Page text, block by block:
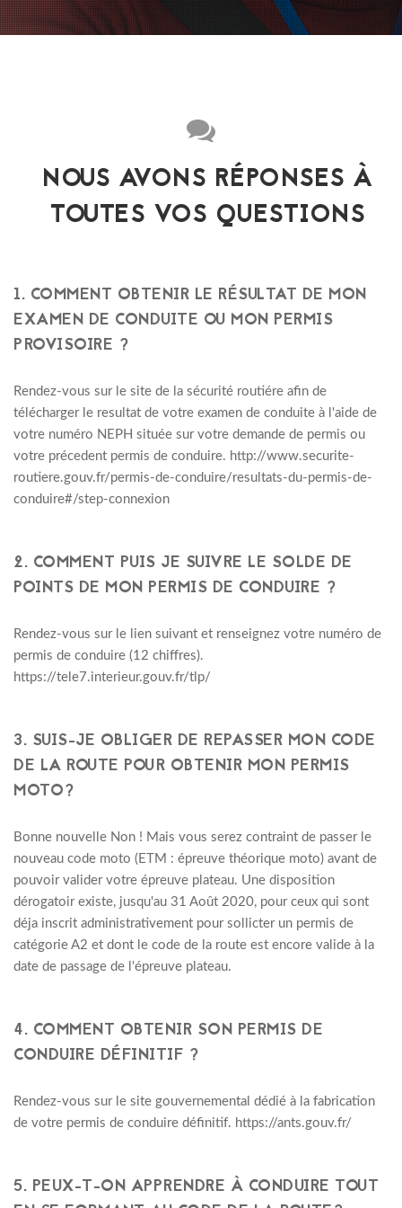
NOUS AVONS RÉPONSES À
TOUTES VOS QUESTIONS
1. COMMENT OBTENIR LE RÉSULTAT DE MON
EXAMEN DE CONDUITE OU MON PERMIS
PROVISOIRE ?
Rendez-vous sur le site de la sécurité routiére afin de
télécharger le resultat de votre examen de conduite à l'aide de
votre numéro NEPH située sur votre demande de permis ou
votre précedent permis de conduire. http://www.securite-
routiere.gouv.fr/permis-de-conduire/resultats-du-permis-de-
conduire#/step-connexion
2. COMMENT PUIS JE SUIVRE LE SOLDE DE
POINTS DE MON PERMIS DE CONDUIRE ?
Rendez-vous sur le lien suivant et renseignez votre numéro de
permis de conduire (12 chiffres).
https://tele7.interieur.gouv.fr/tlp/
3. SUIS-JE OBLIGER DE REPASSER MON CODE
DE LA ROUTE POUR OBTENIR MON PERMIS
MOTO?
Bonne nouvelle Non ! Mais vous serez contraint de passer le
nouveau code moto (ETM : épreuve théorique moto) avant de
pouvoir valider votre épreuve plateau. Une disposition
dérogatoir existe, jusqu'au 31 Août 2020, pour ceux qui sont
déja inscrit administrativement pour sollicter un permis de
catégorie A2 et dont le code de la route est encore valide à la
date de passage de l'épreuve plateau.
4. COMMENT OBTENIR SON PERMIS DE
CONDUIRE DÉFINITIF ?
Rendez-vous sur le site gouvernemental dédié à la fabrication
de votre permis de conduire définitif. https://ants.gouv.fr/
5. PEUX-T-ON APPRENDRE À CONDUIRE TOUT